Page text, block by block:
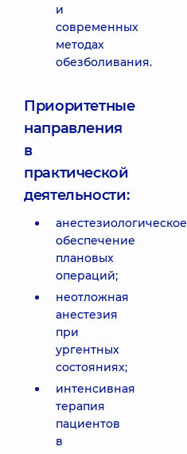
и
современных
методах
обезболивания.
Приоритетные
направления
в
практической
деятельности:
анестезиологическое
обеспечение
плановых
операций;
неотложная
анестезия
при
ургентных
состояниях;
интенсивная
терапия
пациентов
в